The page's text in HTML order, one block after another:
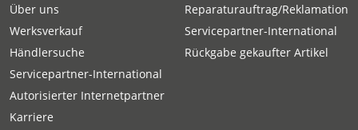
Über uns
Werksverkauf
Händlersuche
Servicepartner-International
Autorisierter Internetpartner
Karriere
Reparaturauftrag/Reklamation
Servicepartner-International
Rückgabe gekaufter Artikel